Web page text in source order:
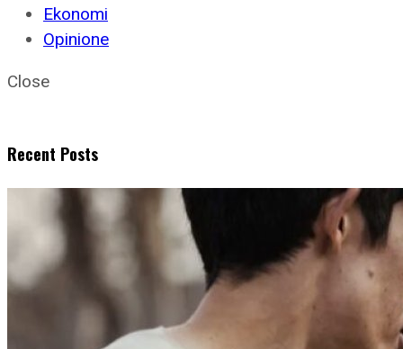
Ekonomi
Opinione
Close
Recent Posts